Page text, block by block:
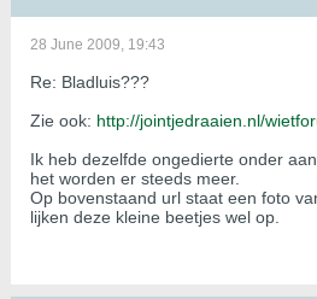
28 June 2009, 19:43
Re: Bladluis???
Zie ook: http://jointjedraaien.nl/
Ik heb dezelfde ongedierte onder
het worden er steeds meer.
Op bovenstaand url staat een foto
lijken deze kleine beetjes wel op.